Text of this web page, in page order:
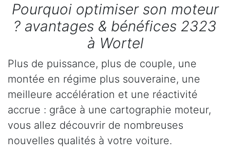
Pourquoi optimiser son moteur
? avantages & bénéfices 2323
à Wortel
Plus de puissance, plus de couple, une
montée en régime plus souveraine, une
meilleure accélération et une réactivité
accrue : grâce à une cartographie moteur,
vous allez découvrir de nombreuses
nouvelles qualités à votre voiture.